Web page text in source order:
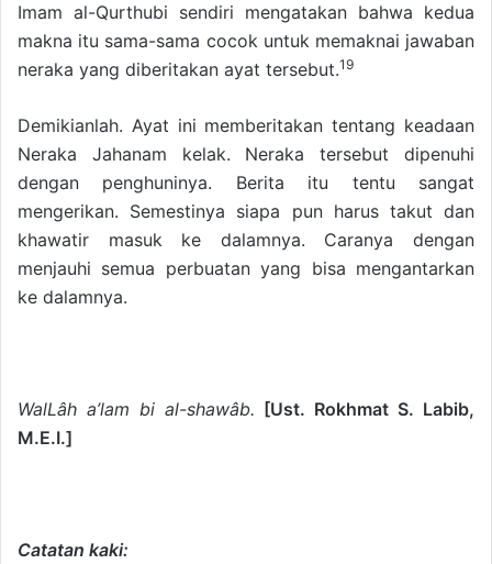
Imam al-Qurthubi sendiri mengatakan bahwa kedua
makna itu sama-sama cocok untuk memaknai jawaban
neraka yang diberitakan ayat tersebut.19
Demikianlah. Ayat ini memberitakan tentang keadaan
Neraka Jahanam kelak. Neraka tersebut dipenuhi
dengan penghuninya. Berita itu tentu sangat
mengerikan. Semestinya siapa pun harus takut dan
khawatir masuk ke dalamnya. Caranya dengan
menjauhi semua perbuatan yang bisa mengantarkan
ke dalamnya.
WalLâh a’lam bi al-shawâb. [Ust. Rokhmat S. Labib,
M.E.I.]
Catatan kaki: